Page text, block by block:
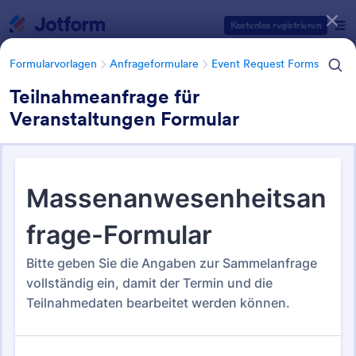
Kostenlos registrieren
Formularvorlagen Anfrageformulare Event Request Forms
Teilnahmeanfrage für
Veranstaltungen Formular
Event Request Forms
27 Vorlagen
Formularvorlagen Kategorien